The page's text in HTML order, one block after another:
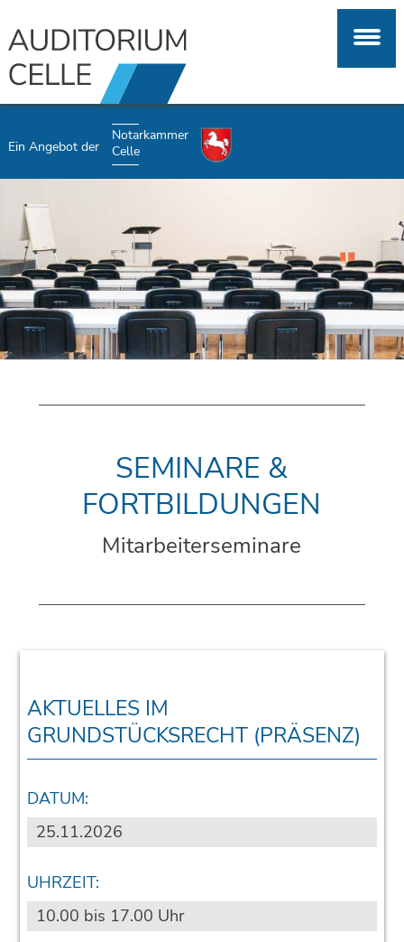
Ein Angebot der
Notarkammer
Celle
SEMINARE &
FORTBILDUNGEN
Mitarbeiterseminare
AKTUELLES IM
GRUNDSTÜCKSRECHT (PRÄSENZ)
DATUM:
25.11.2026
UHRZEIT:
10.00 bis 17.00 Uhr